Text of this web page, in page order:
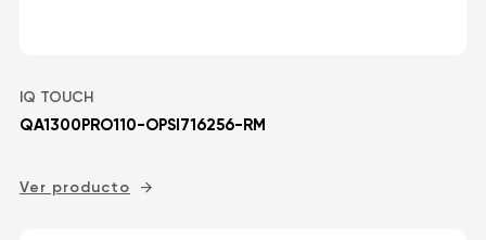
IQ TOUCH
QA1300PRO110-OPSI716256-RM
Ver producto